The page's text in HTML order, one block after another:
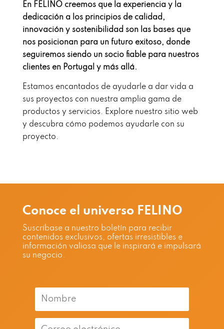
En FELINO creemos que la experiencia y la
dedicación a los principios de calidad,
innovación y sostenibilidad son las bases que
nos posicionan para un futuro exitoso, donde
seguiremos siendo un socio fiable para nuestros
clientes en Portugal y más allá.
Estamos encantados de ayudarle a dar vida a
sus proyectos con nuestra amplia gama de
productos y servicios. Explore nuestro sitio web
y descubra cómo podemos ayudarle con su
proyecto.
Conoce el universo FELINO
Suscríbase a nuestro boletín para recibir
contenidos exclusivos, ofertas irresistibles e
información valiosa que le inspirará e impulsará
su negocio.